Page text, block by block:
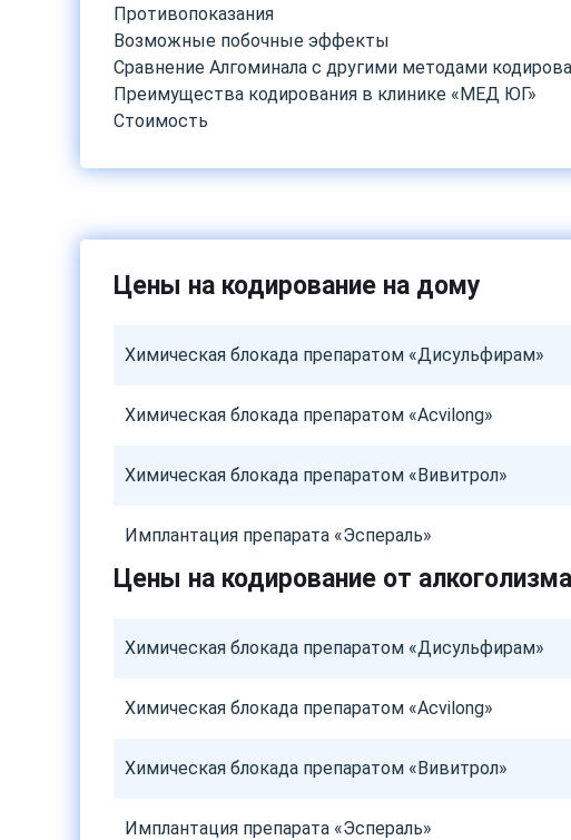
Противопоказания
Возможные побочные эффекты
Сравнение Алгоминала с другими методами
Преимущества кодирования в клинике «МЕД ЮГ»
Стоимость
Цены на кодирование на дому
Химическая блокада препаратом «Дисульфирам»
Химическая блокада препаратом «Acvilong»
Химическая блокада препаратом «Вивитрол»
Имплантация препарата «Эспераль»
Цены на кодирование от алкоголизма
Химическая блокада препаратом «Дисульфирам»
Химическая блокада препаратом «Acvilong»
Химическая блокада препаратом «Вивитрол»
Имплантация препарата «Эспераль»